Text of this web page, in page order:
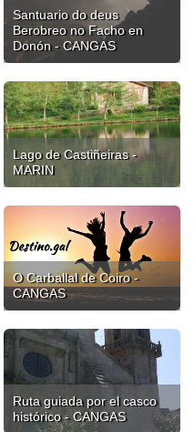
Santuario do deus
Berobreo no Facho en
Donón - CANGAS
Lago de Castiñeiras -
MARIN
O Carballal de Coiro -
CANGAS
Ruta guiada por el casco
histórico - CANGAS